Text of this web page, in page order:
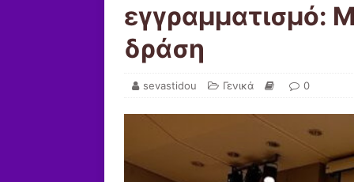
εγγραμματισμό:
δράση
sevastidou Γενικά 0